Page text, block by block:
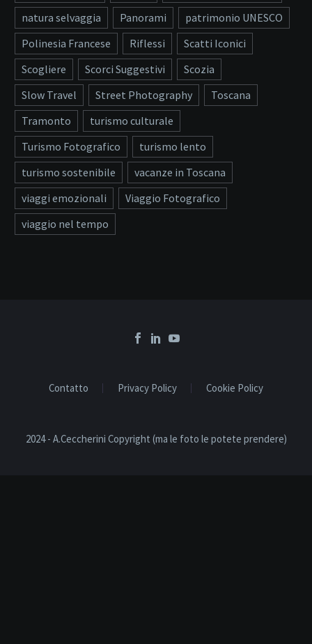
natura selvaggia
Panorami
patrimonio UNESCO
Polinesia Francese
Riflessi
Scatti Iconici
Scogliere
Scorci Suggestivi
Scozia
Slow Travel
Street Photography
Toscana
Tramonto
turismo culturale
Turismo Fotografico
turismo lento
turismo sostenibile
vacanze in Toscana
viaggi emozionali
Viaggio Fotografico
viaggio nel tempo
Contatto Privacy Policy Cookie Policy
2024 - A.Ceccherini Copyright (ma le foto le potete prendere)